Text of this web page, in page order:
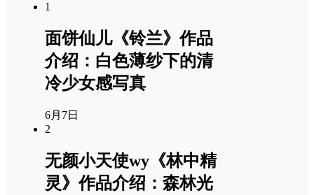
1
面饼仙儿《铃兰》作品
介绍：白色薄纱下的清
冷少女感写真
6月7日
2
无颜小天使wy《林中精
灵》作品介绍：森林光